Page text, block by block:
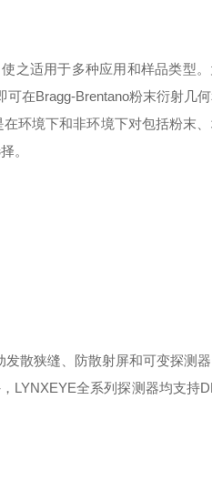
之适用于多种应用和样品类型
在Bragg-Brentano粉末衍射几
环境下和非环境下对包括粉末、
。
散狭缝、防散射屏和可变探测
全系列探测器均支持